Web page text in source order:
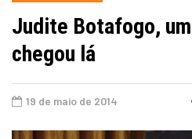
Judite Botafogo,
chegou lá
19 de maio de 2014